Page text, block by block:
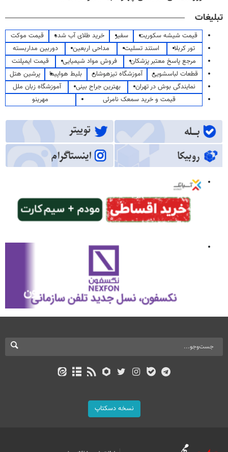
تبلیغات
قیمت شیشه سکوریت سفیر خرید طلای آب شده
قیمت موکت
تور کربلا
استند تسلیت مداحی اربعین
دوربین مداربسته
مرجع پاسخ معتبر پزشکان
فروش مواد شیمیایی
قیمت ایمپلنت
قطعات لباسشویی
آموزشگاه تیزهوشان بلیط هواپیما
پرشین هتل
نمایندگی بوش در تهران
بهترین جراح بینی
آموزشگاه زبان ملل
قیمت و خرید سمعک نامرئی
مهرینو
نسخه دسکتاپ